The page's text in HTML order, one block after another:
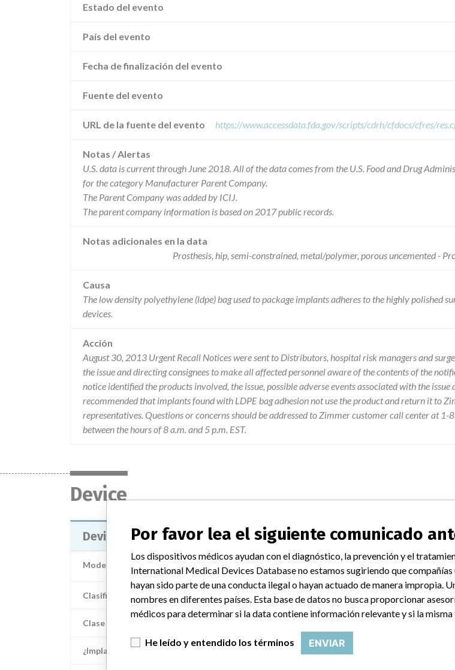
Estado del evento
País del evento
Fecha de finalización del evento
Fuente del evento
URL de la fuente del evento https://www.accessdata.fda.gov/scripts/cdrh/cfdocs/cfres/
Notas / Alertas
U.S. data is current through June 2018. All of the data comes from the U.S. Food and Drug
for the category Manufacturer Parent Company.
The Parent Company was added by ICIJ.
The parent company information is based on 2017 public records.
Notas adicionales en la data
Prosthesis, hip, semi-constrained, metal/polymer, porous uncemented -
Causa
The low density polyethylene (ldpe) bag used to package implants adheres to the highly polished
devices.
Acción
August 30, 2013 Urgent Recall Notices were sent to Distributors, hospital risk managers and
the issue and directing consignees to make all affected personnel aware of the contents of the
notice identified the products involved, the issue, possible adverse events associated with the issue
recommended that implants found with LDPE bag adhesion not use the product and return it to
representatives. Questions or concerns should be addressed to Zimmer customer call center at
between the hours of 8 a.m. and 5 p.m. EST.
Device
Device Recall Versys Beaded Fullcoat Femoral Stem
Modelo / Serial Part Number Range: 00-
Clasificación del producto
Clase de dispositivo
¿Implante?
Por favor lea el siguiente comunicado
Los dispositivos médicos ayudan con el diagnóstico, la prevención y el
International Medical Devices Database no estamos sugiriendo que
hayan sido parte de una conducta ilegal o hayan actuado de manera impropia.
nombres en diferentes países. Esta base de datos no busca proporcionar
médicos para determinar si la data contiene información relevante y si la
He leído y entendido los términos ENVIAR